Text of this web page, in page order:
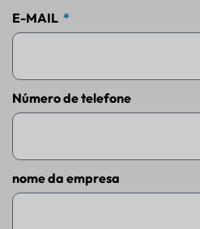
E-MAIL
Número de telefone
nome da empresa